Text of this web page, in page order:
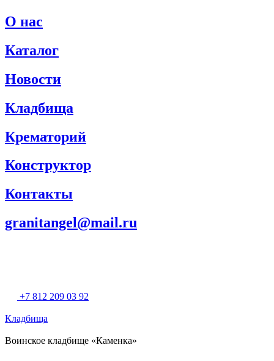
О нас
Каталог
Новости
Кладбища
Крематорий
Конструктор
Контакты
granitangel@mail.ru
+7 812 209 03 92
Кладбища
Воинское кладбище «Каменка»